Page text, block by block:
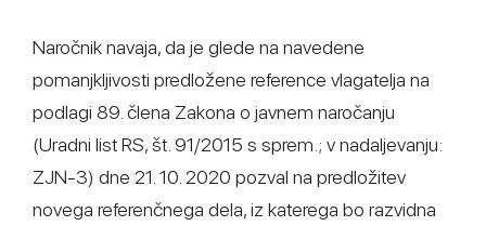
Naročnik navaja, da je glede na navedene
pomanjkljivosti predložene reference vlagatelja na
podlagi 89. člena Zakona o javnem naročanju
(Uradni list RS, št. 91/2015 s sprem.; v nadaljevanju:
ZJN-3) dne 21. 10. 2020 pozval na predložitev
novega referenčnega dela, iz katerega bo razvidna